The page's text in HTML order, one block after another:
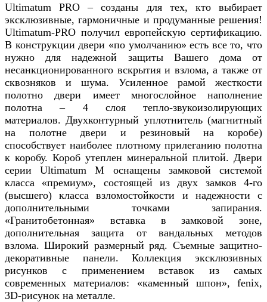
Ultimatum PRO – созданы для тех, кто выбирает
эксклюзивные, гармоничные и продуманные решения!
Ultimatum-PRO получил европейскую сертификацию.
В конструкции двери «по умолчанию» есть все то, что
нужно для надежной защиты Вашего дома от
несанкционированного вскрытия и взлома, а также от
сквозняков и шума. Усиленное рамой жесткости
полотно двери имеет многослойное наполнение
полотна – 4 слоя тепло-звукоизолирующих
материалов. Двухконтурный уплотнитель (магнитный
на полотне двери и резиновый на коробе)
способствует наиболее плотному прилеганию полотна
к коробу. Короб утеплен минеральной плитой. Двери
серии Ultimatum М оснащены замковой системой
класса «премиум», состоящей из двух замков 4-го
(высшего) класса взломостойкости и надежности с
дополнительными точками запирания.
«Гранитобетонная» вставка в замковой зоне,
дополнительная защита от вандальных методов
взлома. Широкий размерный ряд. Съемные защитно-
декоративные панели. Коллекция эксклюзивных
рисунков с применением вставок из самых
современных материалов: «каменный шпон», fenix,
3D-рисунок на металле.